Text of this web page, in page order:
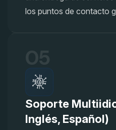
los puntos de contacto
Soporte
Inglés, Español)